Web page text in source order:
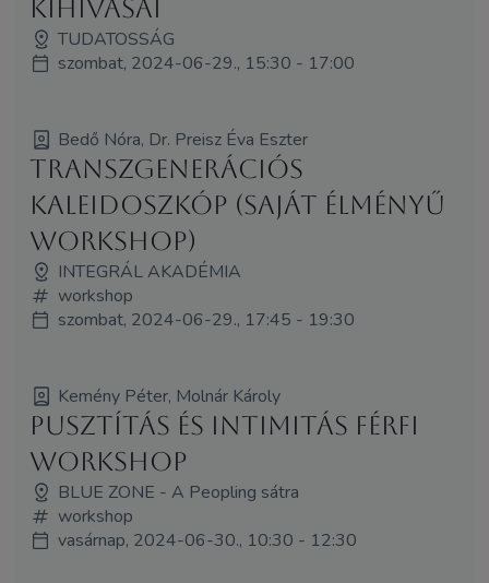
kihívásai
TUDATOSSÁG
szombat, 2024-06-29., 15:30 - 17:00
Bedő Nóra, Dr. Preisz Éva Eszter
Transzgenerációs
kaleidoszkóp (Saját élményű
workshop)
INTEGRÁL AKADÉMIA
workshop
szombat, 2024-06-29., 17:45 - 19:30
Kemény Péter, Molnár Károly
Pusztítás és intimitás férfi
workshop
BLUE ZONE - A Peopling sátra
workshop
vasárnap, 2024-06-30., 10:30 - 12:30